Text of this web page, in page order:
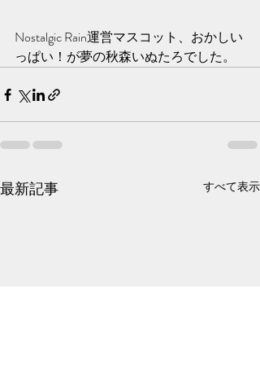
Nostalgic Rain運営マスコット、おかしい
っぱい！が夢の秋森いぬたろでした。
最新記事 すべて表示